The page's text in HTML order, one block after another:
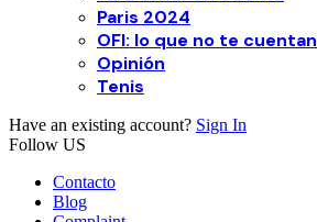
Paris 2024
OFI: lo que no te cuentan
Opinión
Tenis
Have an existing account? Sign In
Follow US
Contacto
Blog